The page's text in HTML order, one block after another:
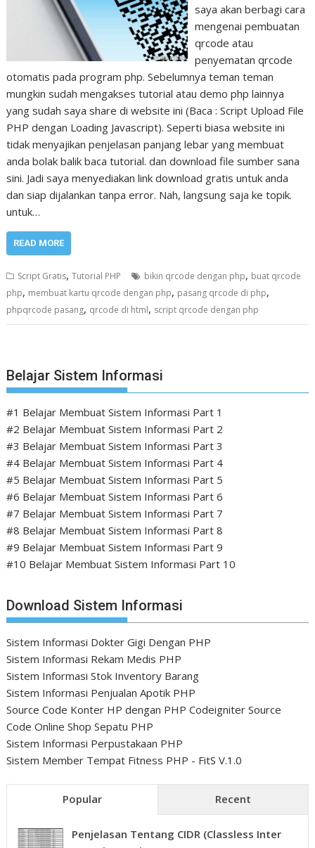
saya akan berbagi cara
mengenai pembuatan
qrcode atau
penyematan qrcode
otomatis pada program php. Sebelumnya teman teman
mungkin sudah mengakses tutorial atau demo php lainnya
yang sudah saya share di website ini (Baca : Script Upload File
PHP dengan Loading Javascript). Seperti biasa website ini
tidak menyajikan penjelasan panjang lebar yang membuat
anda bolak balik baca tutorial. dan download file sumber sana
sini. Jadi saya menyediakan link download gratis untuk anda
dan siap dijalankan tanpa error. Nah, langsung saja ke topik.
untuk…
READ MORE
Script Gratis,Tutorial PHP bikin qrcode dengan php, buat qrcode
php, membuat kartu qrcode dengan php, pasang qrcode di php,
phpqrcode pasang, qrcode di html, script qrcode dengan php
Belajar Sistem Informasi
#1 Belajar Membuat Sistem Informasi Part 1
#2 Belajar Membuat Sistem Informasi Part 2
#3 Belajar Membuat Sistem Informasi Part 3
#4 Belajar Membuat Sistem Informasi Part 4
#5 Belajar Membuat Sistem Informasi Part 5
#6 Belajar Membuat Sistem Informasi Part 6
#7 Belajar Membuat Sistem Informasi Part 7
#8 Belajar Membuat Sistem Informasi Part 8
#9 Belajar Membuat Sistem Informasi Part 9
#10 Belajar Membuat Sistem Informasi Part 10
Download Sistem Informasi
Sistem Informasi Dokter Gigi Dengan PHP
Sistem Informasi Rekam Medis PHP
Sistem Informasi Stok Inventory Barang
Sistem Informasi Penjualan Apotik PHP
Source Code Konter HP dengan PHP Codeigniter Source
Code Online Shop Sepatu PHP
Sistem Informasi Perpustakaan PHP
Sistem Member Tempat Fitness PHP - FitS V.1.0
Popular Recent
Penjelasan Tentang CIDR (Classless Inter